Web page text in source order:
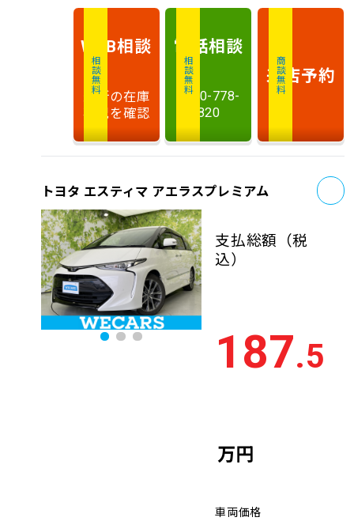
相談無料
WEB相談
最新の在庫
状況を確認
相談無料
電話相談
0120-778-
820
商談無料
来店予約
トヨタ エスティマ アエラスプレミアム
支払総額 （税
込）
187.5
万円
車両価格